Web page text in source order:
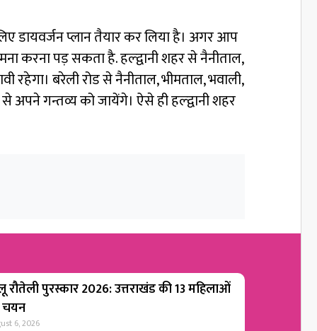
डायवर्जन प्लान तैयार कर लिया है। अगर आप
करना पड़ सकता है. हल्द्वानी शहर से नैनीताल,
रहेगा। बरेली रोड से नैनीताल, भीमताल, भवाली,
से अपने गन्तव्य को जायेंगे। ऐसे ही हल्द्वानी शहर
रौतेली पुरस्कार 2026: उत्तराखंड की 13 महिलाओं
6, 2026